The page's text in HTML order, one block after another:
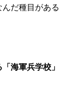
んだ種目がある
海軍兵学校」